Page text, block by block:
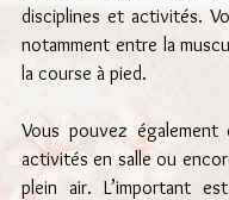
disciplines et activités.
notamment entre la
la course à pied.
Vous pouvez
activités en salle ou
plein air. L’important